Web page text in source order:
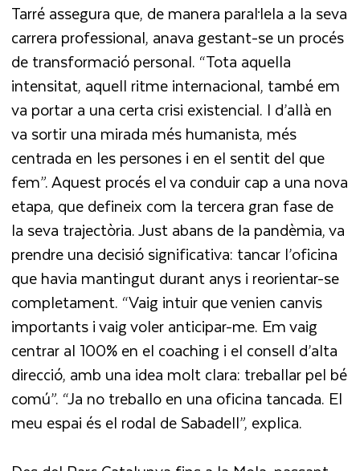
Tarré assegura que, de manera paral·lela a la seva
carrera professional, anava gestant-se un procés
de transformació personal. “Tota aquella
intensitat, aquell ritme internacional, també em
va portar a una certa crisi existencial. I d’allà en
va sortir una mirada més humanista, més
centrada en les persones i en el sentit del que
fem”. Aquest procés el va conduir cap a una nova
etapa, que defineix com la tercera gran fase de
la seva trajectòria. Just abans de la pandèmia, va
prendre una decisió significativa: tancar l’oficina
que havia mantingut durant anys i reorientar-se
completament. “Vaig intuir que venien canvis
importants i vaig voler anticipar-me. Em vaig
centrar al 100% en el coaching i el consell d’alta
direcció, amb una idea molt clara: treballar pel bé
comú”. “Ja no treballo en una oficina tancada. El
meu espai és el rodal de Sabadell”, explica.